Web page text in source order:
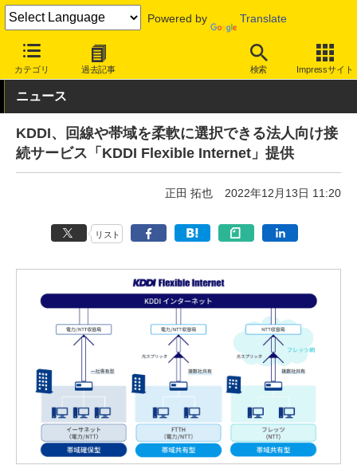
Powered by Translate
カテゴリ 過去記事 検索 Impressサイト
INTERNET Watch サービス/ソフト 固定回線
ニュース
KDDI、回線や帯域を柔軟に選択できる法人向け接
続サービス「KDDI Flexible Internet」提供
正田 拓也 2022年12月13日 11:20
リスト